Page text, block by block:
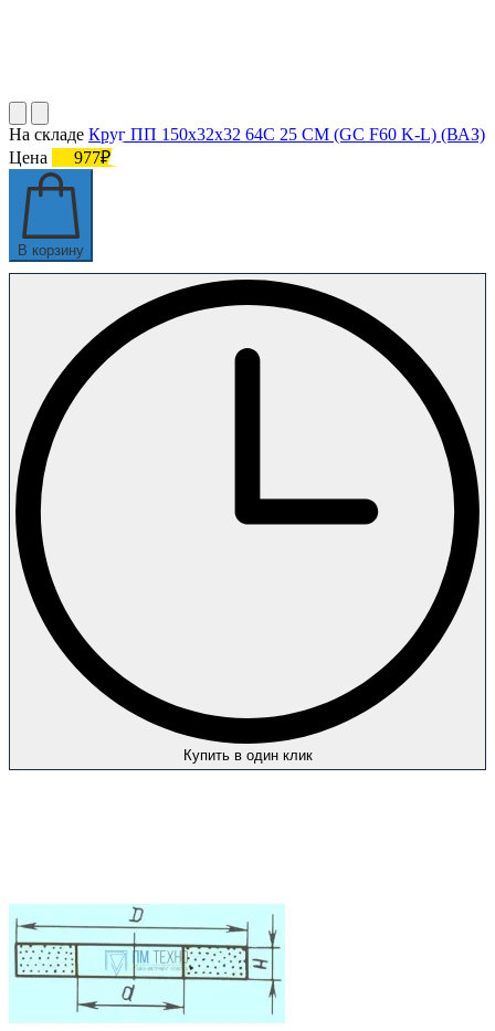
На складе Круг ПП 150х32х32 64С 25 СМ (GC F60 K-L) (ВАЗ)
Цена
977₽
В корзину
Купить в один клик